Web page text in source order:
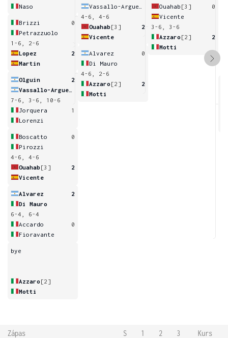
Naso
Brizzi
0
Petrazzuolo
1-6, 2-6
Lopez
2
Martin
Olguin
2
7-6, 3-6, 10-6
Jorquera
1
Lorenzi
Boscatto
0
Pirozzi
4-6, 4-6
Ouahab [3]
2
Vicente
Alvarez
2
Di Mauro
6-4, 6-4
Accardo
0
Fioravante
bye
Azzaro [2]
Motti
4-6, 4-6
Ouahab [3]
2
Vicente
Alvarez
0
Di Mauro
4-6, 2-6
Azzaro [2]
2
Motti
Ouahab [3]
0
Vicente
3-6, 3-6
Azzaro [2]
2
Motti
Zápas S 1 2 3
Kurs